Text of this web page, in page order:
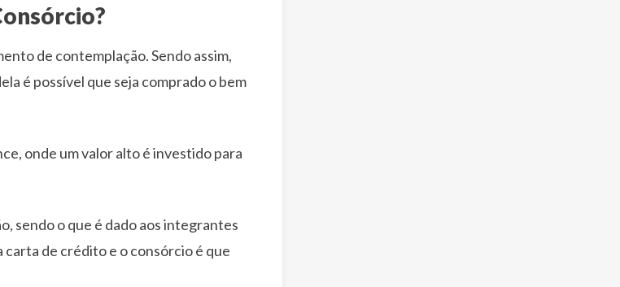
de contemplação. Sendo assim,
é possível que seja comprado o bem
onde um valor alto é investido para
sendo o que é dado aos integrantes
de crédito e o consórcio é que